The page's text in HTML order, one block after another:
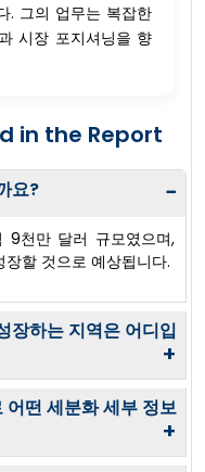
. 그의 업무는 복잡한
시장 포지셔닝을 향
in the Report
요? −
9천만 달러 규모였으며,
할 것으로 예상됩니다.
장하는 지역은 어디입
+
떤 세분화 세부 정보
+